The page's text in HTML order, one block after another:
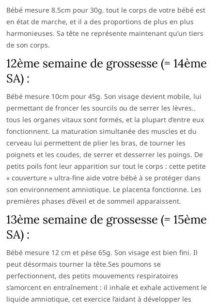
Bébé mesure 8.5cm pour 30g. tout le corps de votre bébé est
en état de marche, et il a des proportions de plus en plus
harmonieuses. Sa tête ne représente maintenant qu’un tiers
de son corps.
12ème semaine de grossesse (= 14ème
SA) :
Bébé mesure 10cm pour 45g. Son visage devient mobile, lui
permettant de froncer les sourcils ou de serrer les lèvres..
tous les organes vitaux sont formés, et la plupart d’entre eux
fonctionnent. La maturation simultanée des muscles et du
cerveau lui permettent de plier les bras, de tourner les
poignets et les coudes, de serrer et desserrer les poings. De
petits poils font leur apparition sur tout le corps : cette petite
« couverture » ultra-fine aide votre bébé à se protéger dans
son environnement amniotique. Le placenta fonctionne. Les
premières phases d’éveil et de sommeil apparaissent.
13ème semaine de grossesse (= 15ème
SA) :
Bébé mesure 12 cm et pèse 65g. Son visage est bien fini. Il
peut désormais tourner la tête.Ses poumons se
perfectionnent, des petits mouvements respiratoires
s’amorcent en entraînement : il inhale et exhale activement le
liquide amniotique, cet exercice l’aidant à développer les